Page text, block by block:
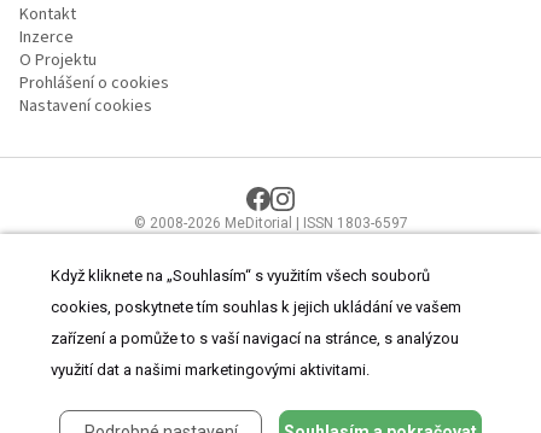
Kontakt
Inzerce
O Projektu
Prohlášení o cookies
Nastavení cookies
© 2008-2026 MeDitorial | ISSN 1803-6597
zdravotnictví.Čtěte prohlášeníaZásady zpracování osobních údajů
Když kliknete na „Souhlasím“ s využitím všech souborů
cookies, poskytnete tím souhlas k jejich ukládání ve vašem
zařízení a pomůže to s vaší navigací na stránce, s analýzou
využití dat a našimi marketingovými aktivitami.